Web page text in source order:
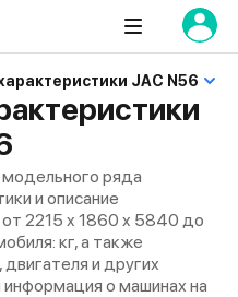
JAC N56
модельного ряда
и описание
от 2215 x 1860 x 5840 до
кг, а также
и других
о машинах на